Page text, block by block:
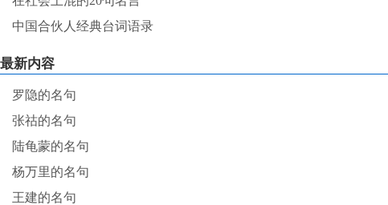
中国合伙人经典台词语录
最新内容
罗隐的名句
张祜的名句
陆龟蒙的名句
杨万里的名句
王建的名句